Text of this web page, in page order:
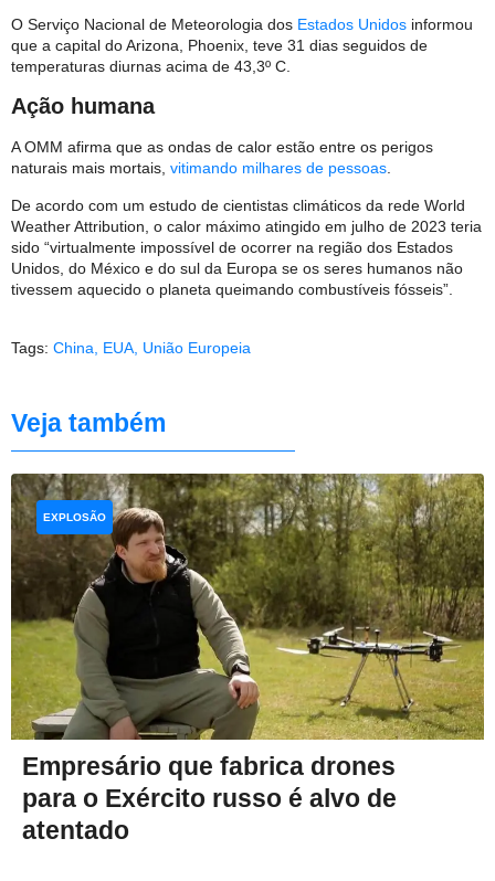
O Serviço Nacional de Meteorologia dos Estados Unidos informou
que a capital do Arizona, Phoenix, teve 31 dias seguidos de
temperaturas diurnas acima de 43,3º C.
Ação humana
A OMM afirma que as ondas de calor estão entre os perigos
naturais mais mortais, vitimando milhares de pessoas
De acordo com um estudo de cientistas climáticos da rede World
Weather Attribution, o calor máximo atingido em julho de 2023 teria
sido “virtualmente impossível de ocorrer na região dos Estados
Unidos, do México e do sul da Europa se os seres humanos não
tivessem aquecido o planeta queimando combustíveis fósseis”.
Tags: China EUA União Europeia
Veja também
Empresário que fabrica drones
para o Exército russo é alvo de
atentado
EXPLOSÃO